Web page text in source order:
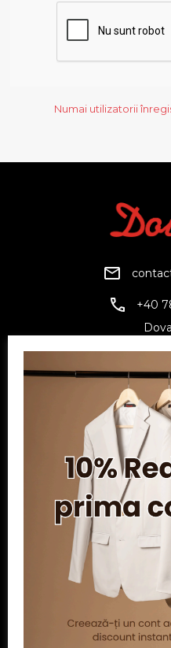
Numai utilizatorii
+40
Reg. Com.: